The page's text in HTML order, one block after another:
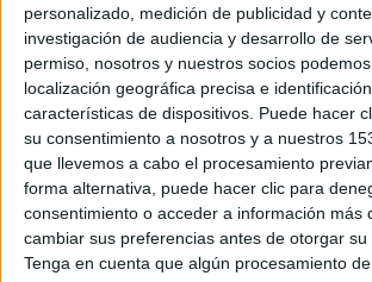
personalizado, medición de publicidad y
investigación de audiencia y desarrollo de
permiso, nosotros y nuestros socios
localización geográfica precisa e
características de dispositivos. Puede hacer
su consentimiento a nosotros y a nuestros
que llevemos a cabo el procesamiento
forma alternativa, puede hacer clic para
consentimiento o acceder a información más
cambiar sus preferencias antes de otorgar su
Tenga en cuenta que algún procesamiento
The Boysestá protagonizada por Karl
Antony Starr, Erin Moriarty,Jessie T.
Chace Crawford,Tomer Capone,
Minifie,Claudia Doumity Cameron
temporada dará la bienvenida aSusan
CurryyJeffrey Dean Morgan.
The Boys está basada en el cómic
York Times deGarth EnnisyDarick